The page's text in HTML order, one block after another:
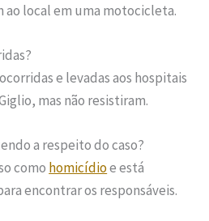
ao local em uma motocicleta.
e levadas aos hospitais
mas não resistiram.
a respeito do caso?
como homicídioe está
encontrar os responsáveis.